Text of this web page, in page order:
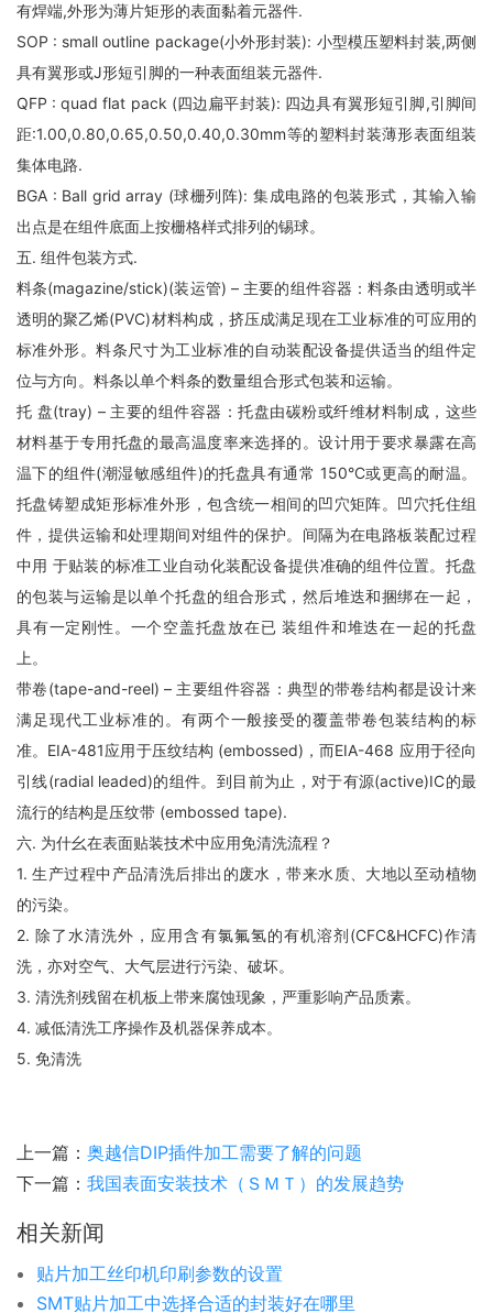
有焊端,外形为薄片矩形的表面黏着元器件.
SOP : small outline package(小外形封装): 小型模压塑料封装,两侧
具有翼形或J形短引脚的一种表面组装元器件.
QFP : quad flat pack (四边扁平封装): 四边具有翼形短引脚,引脚间
距:1.00,0.80,0.65,0.50,0.40,0.30mm等的塑料封装薄形表面组装
集体电路.
BGA : Ball grid array (球栅列阵): 集成电路的包装形式，其输入输
出点是在组件底面上按栅格样式排列的锡球。
五. 组件包装方式.
料条(magazine/stick)(装运管) – 主要的组件容器：料条由透明或半
透明的聚乙烯(PVC)材料构成，挤压成满足现在工业标准的可应用的
标准外形。料条尺寸为工业标准的自动装配设备提供适当的组件定
位与方向。料条以单个料条的数量组合形式包装和运输。
托 盘(tray) – 主要的组件容器：托盘由碳粉或纤维材料制成，这些
材料基于专用托盘的最高温度率来选择的。设计用于要求暴露在高
温下的组件(潮湿敏感组件)的托盘具有通常 150°C或更高的耐温。
托盘铸塑成矩形标准外形，包含统一相间的凹穴矩阵。凹穴托住组
件，提供运输和处理期间对组件的保护。间隔为在电路板装配过程
中用 于贴装的标准工业自动化装配设备提供准确的组件位置。托盘
的包装与运输是以单个托盘的组合形式，然后堆迭和捆绑在一起，
具有一定刚性。一个空盖托盘放在已 装组件和堆迭在一起的托盘
上。
带卷(tape-and-reel) – 主要组件容器：典型的带卷结构都是设计来
满足现代工业标准的。有两个一般接受的覆盖带卷包装结构的标
准。EIA-481应用于压纹结构 (embossed)，而EIA-468 应用于径向
引线(radial leaded)的组件。到目前为止，对于有源(active)IC的最
流行的结构是压纹带 (embossed tape).
六. 为什幺在表面贴装技术中应用免清洗流程？
1. 生产过程中产品清洗后排出的废水，带来水质、大地以至动植物
的污染。
2. 除了水清洗外，应用含有氯氟氢的有机溶剂(CFC&HCFC)作清
洗，亦对空气、大气层进行污染、破坏。
3. 清洗剂残留在机板上带来腐蚀现象，严重影响产品质素。
4. 减低清洗工序操作及机器保养成本。
5. 免清洗
上一篇： 奥越信DIP插件加工需要了解的问题
下一篇： 我国表面安装技术（ＳＭＴ）的发展趋势
相关新闻
贴片加工丝印机印刷参数的设置
SMT贴片加工中选择合适的封装好在哪里